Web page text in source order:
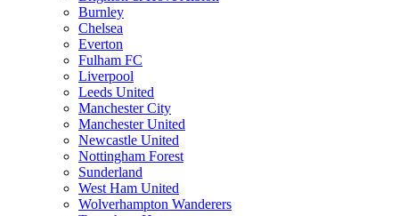
Burnley
Chelsea
Everton
Fulham FC
Liverpool
Leeds United
Manchester City
Manchester United
Newcastle United
Nottingham Forest
Sunderland
West Ham United
Wolverhampton Wanderers